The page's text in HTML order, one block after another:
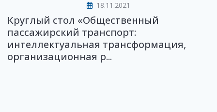
18.11.2021
Круглый стол «Общественный
пассажирский транспорт:
интеллектуальная трансформация,
организационная р...